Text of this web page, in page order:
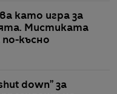
като игра за
Мистиката
по-късно
down” за